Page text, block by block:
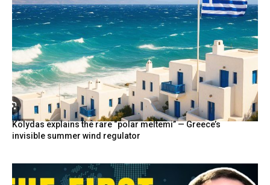
Kolydas explains the rare “polar meltemi” — Greece’s
invisible summer wind regulator